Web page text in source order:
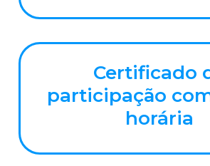
Certificado
participação
horária